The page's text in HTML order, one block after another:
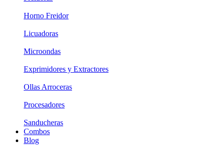
Horno Freidor
Licuadoras
Microondas
Exprimidores y Extractores
Ollas Arroceras
Procesadores
Sanducheras
Combos
Blog